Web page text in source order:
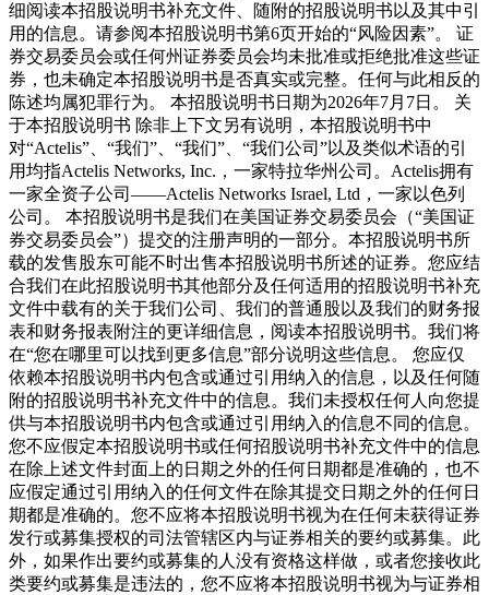
细阅读本招股说明书补充文件、随附的招股说明书以及其中引
用的信息。请参阅本招股说明书第6页开始的“风险因素”。 证
券交易委员会或任何州证券委员会均未批准或拒绝批准这些证
券，也未确定本招股说明书是否真实或完整。任何与此相反的
陈述均属犯罪行为。 本招股说明书日期为2026年7月7日。 关
于本招股说明书 除非上下文另有说明，本招股说明书中
对“Actelis”、“我们”、“我们”、“我们公司”以及类似术语的引
用均指Actelis Networks, Inc.，一家特拉华州公司。Actelis拥有
一家全资子公司——Actelis Networks Israel, Ltd，一家以色列
公司。 本招股说明书是我们在美国证券交易委员会（“美国证
券交易委员会”）提交的注册声明的一部分。本招股说明书所
载的发售股东可能不时出售本招股说明书所述的证券。您应结
合我们在此招股说明书其他部分及任何适用的招股说明书补充
文件中载有的关于我们公司、我们的普通股以及我们的财务报
表和财务报表附注的更详细信息，阅读本招股说明书。我们将
在“您在哪里可以找到更多信息”部分说明这些信息。 您应仅
依赖本招股说明书内包含或通过引用纳入的信息，以及任何随
附的招股说明书补充文件中的信息。我们未授权任何人向您提
供与本招股说明书内包含或通过引用纳入的信息不同的信息。
您不应假定本招股说明书或任何招股说明书补充文件中的信息
在除上述文件封面上的日期之外的任何日期都是准确的，也不
应假定通过引用纳入的任何文件在除其提交日期之外的任何日
期都是准确的。您不应将本招股说明书视为在任何未获得证券
发行或募集授权的司法管辖区内与证券相关的要约或募集。此
外，如果作出要约或募集的人没有资格这样做，或者您接收此
类要约或募集是违法的，您不应将本招股说明书视为与证券相